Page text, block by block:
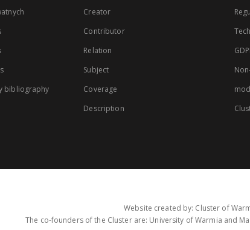
bibliography
Creator
Contributor
Relation
Subject
Coverage
Description
Website created by: Cluster of
The co-founders of the Cluster are: University of Warmia and